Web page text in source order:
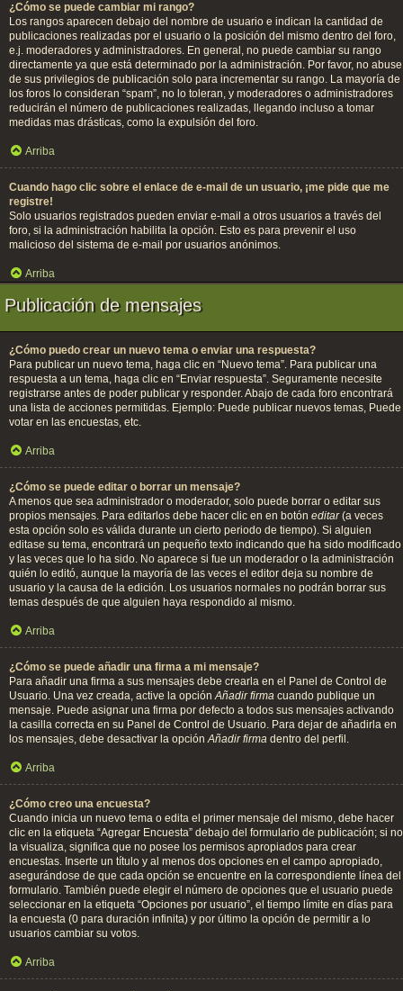
¿Cómo se puede cambiar mi rango?
Los rangos aparecen debajo del nombre de usuario e indican la cantidad de
publicaciones realizadas por el usuario o la posición del mismo dentro del foro,
e.j. moderadores y administradores. En general, no puede cambiar su rango
directamente ya que está determinado por la administración. Por favor, no abuse
de sus privilegios de publicación solo para incrementar su rango. La mayoría de
los foros lo consideran “spam”, no lo toleran, y moderadores o administradores
reducirán el número de publicaciones realizadas, llegando incluso a tomar
medidas mas drásticas, como la expulsión del foro.
Arriba
Cuando hago clic sobre el enlace de e-mail de un usuario, ¡me pide que me
registre!
Solo usuarios registrados pueden enviar e-mail a otros usuarios a través del
foro, si la administración habilita la opción. Esto es para prevenir el uso
malicioso del sistema de e-mail por usuarios anónimos.
Arriba
Publicación de mensajes
¿Cómo puedo crear un nuevo tema o enviar una respuesta?
Para publicar un nuevo tema, haga clic en “Nuevo tema”. Para publicar una
respuesta a un tema, haga clic en “Enviar respuesta”. Seguramente necesite
registrarse antes de poder publicar y responder. Abajo de cada foro encontrará
una lista de acciones permitidas. Ejemplo: Puede publicar nuevos temas, Puede
votar en las encuestas, etc.
Arriba
¿Cómo se puede editar o borrar un mensaje?
A menos que sea administrador o moderador, solo puede borrar o editar sus
propios mensajes. Para editarlos debe hacer clic en en botón editar(a veces
esta opción solo es válida durante un cierto periodo de tiempo). Si alguien
editase su tema, encontrará un pequeño texto indicando que ha sido modificado
y las veces que lo ha sido. No aparece si fue un moderador o la administración
quién lo editó, aunque la mayoría de las veces el editor deja su nombre de
usuario y la causa de la edición. Los usuarios normales no podrán borrar sus
temas después de que alguien haya respondido al mismo.
Arriba
¿Cómo se puede añadir una firma a mi mensaje?
Para añadir una firma a sus mensajes debe crearla en el Panel de Control de
Usuario. Una vez creada, active la opciónAñadir firma cuando publique un
mensaje. Puede asignar una firma por defecto a todos sus mensajes activando
la casilla correcta en su Panel de Control de Usuario. Para dejar de añadirla en
los mensajes, debe desactivar la opciónAñadir firma dentro del perfil.
Arriba
¿Cómo creo una encuesta?
Cuando inicia un nuevo tema o edita el primer mensaje del mismo, debe hacer
clic en la etiqueta “Agregar Encuesta” debajo del formulario de publicación; si no
la visualiza, significa que no posee los permisos apropiados para crear
encuestas. Inserte un título y al menos dos opciones en el campo apropiado,
asegurándose de que cada opción se encuentre en la correspondiente línea del
formulario. También puede elegir el número de opciones que el usuario puede
seleccionar en la etiqueta “Opciones por usuario”, el tiempo límite en días para
la encuesta (0 para duración infinita) y por último la opción de permitir a lo
usuarios cambiar su votos.
Arriba